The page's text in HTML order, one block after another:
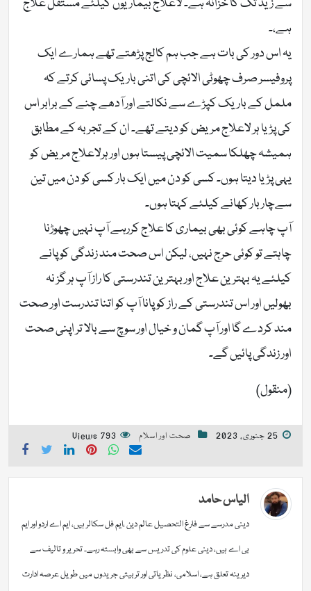
سے زیڈ تک کا خزانہ ہے۔ لاعلاج بیماریوں کیلئے مستقل علاج
ہے،۔
یہ اس دور کی بات ہے جب ہم کالج پڑھتے تھے ہمارے ایک
پروفیسر صرف چھوٹی الائچی کی اتنی باریک پسائی کرتے کہ
ململ کے باریک کپڑے سے نکالتے اور آدھے چنے کے برابر اس
کی پڑیا ہر لاعلاج مریض کو دیتے تھے۔ ان کے تجربہ کے مطابق
ہمیشہ چھلکا سمیت الائچی پیستا ہوں اور ہرلاعلاج مریض کو
یہی پڑیا دیتا ہوں۔ کسی کو دن میں ایک بار کسی کو دن میں تین
سےچار بار کھانے کیلئے کہتا ہوں۔
آپ چاہے کوئی بھی بیماری کا علاج کررہے آپ نہیں چھوڑنا
چاہتے تو کوئی حرج نہیں، لیکن اس صحت مند زندگی کو پانے
کیلئے یہ بہترین علاج اور بہترین تندرستی کا راز آپ ہر گز نہ
بھولیں اور اس تندرستی کے راز کو پانا آپ کو اتنا تندرست اور صحت
مند کردے گا اور آپ گمان و خیال اور سوچ سے بالا تر اپنی صحت
اور زندگی پائیں گے۔
(منقول)
25 جنوری, 2023 صحت اور اسلام 793 Views
الیاس حامد
دینی مدرسے سے فارغ التحصیل عالم دین ،ایم فل سکالر ہیں، ایم اے اردو اور ایم
بی اے ہیں، دینی علوم کی تدریس سے بھی وابستہ رہے۔ تحریر و تالیف سے
دیرینہ تعلق ہے، اسلامی، نظریاتی اور تربیتی جریدوں میں طویل عرصہ ادارت